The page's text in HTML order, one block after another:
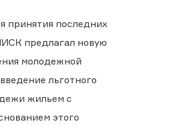
принятия последних
предлагал новую
молодежной
льготного
жильем с
этого